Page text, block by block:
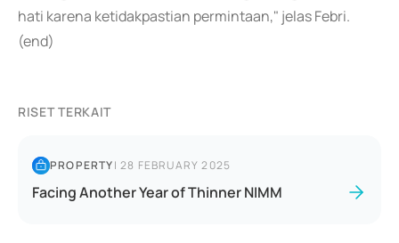
hati karena ketidakpastian permintaan," jelas Febri.
(end)
RISET TERKAIT
PROPERTY|28 FEBRUARY 2025
Facing Another Year of Thinner NIMM